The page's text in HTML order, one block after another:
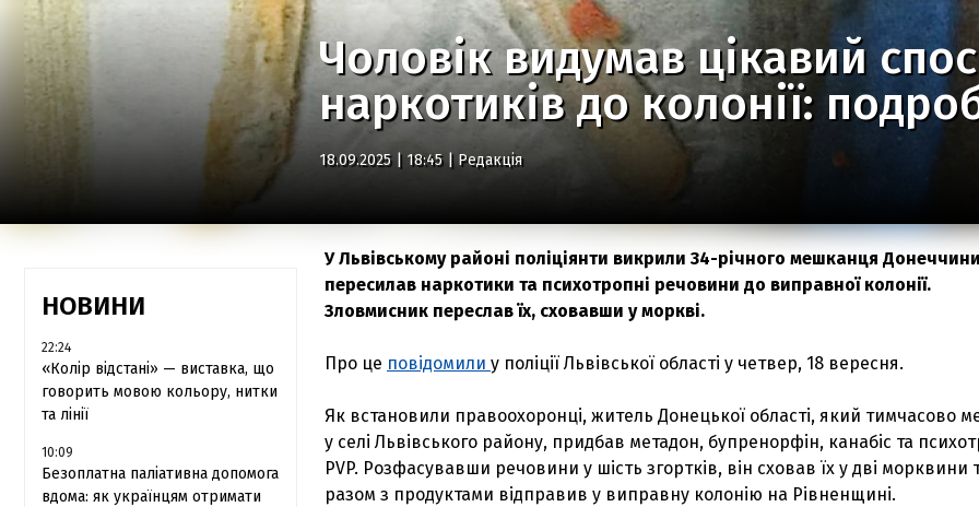
Чоловік видумав цікавий
наркотиків до колонії:
18.09.2025 | 18:45 | Редакція
НОВИНИ
22:24
«Колір відстані» — виставка, що
говорить мовою кольору, нитки
та лінії
10:09
Безоплатна паліативна допомога
вдома: як українцям отримати
У Львівському районі поліціянти викрили 34-річного мешканця
пересилав наркотики та психотропні речовини до виправної колонії.
Зловмисник переслав їх, сховавши у моркві.
Про це повідомили у поліції Львівської області у четвер, 18 вересня.
Як встановили правоохоронці, житель Донецької області, який тимчасово
у селі Львівського району, придбав метадон, бупренорфін, канабіс та
PVP. Розфасувавши речовини у шість згортків, він сховав їх у дві морквини
разом з продуктами відправив у виправну колонію на Рівненщині.